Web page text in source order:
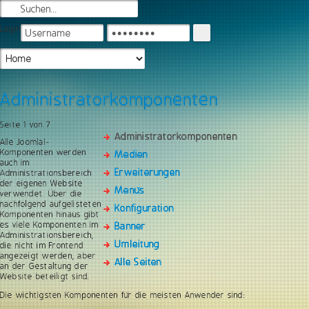
Login
Administratorkomponenten
Administratorkomponenten
Medien
Erweiterungen
Menüs
Konfiguration
Banner
Umleitung
Alle Seiten
Seite 1 von 7
Alle Joomla!-
Komponenten werden
auch im
Administrationsbereich
der eigenen Website
verwendet. Über die
nachfolgend aufgelisteten
Komponenten hinaus gibt
es viele Komponenten im
Administrationsbereich,
die nicht im Frontend
angezeigt werden, aber
an der Gestaltung der
Website beteiligt sind.
Die wichtigsten Komponenten für die meisten Anwender sind: